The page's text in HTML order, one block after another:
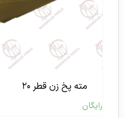
مته پخ زن قطر ۲۰
رایگان